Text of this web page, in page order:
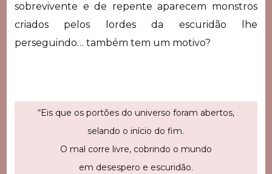
sobrevivente e de repente aparecem monstros
criados pelos lordes da escuridão lhe
perseguindo… também tem um motivo?
“Eis que os portões do universo foram abertos,
selando o início do fim.
O mal corre livre, cobrindo o mundo
em desespero e escuridão.